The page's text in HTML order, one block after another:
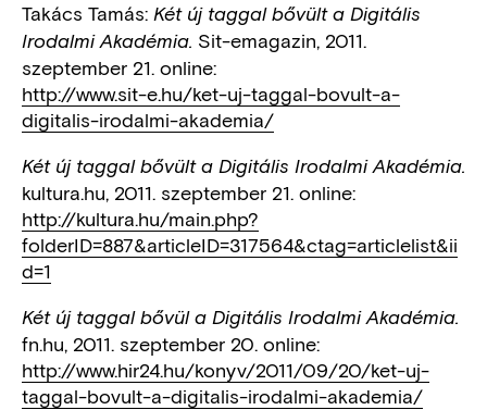
Takács Tamás: Két új taggal bővült a Digitális
Irodalmi Akadémia. Sit-emagazin, 2011.
szeptember 21. online:
http://www.sit-e.hu/ket-uj-taggal-bovult-a-
digitalis-irodalmi-akademia/
Két új taggal bővült a Digitális Irodalmi Akadémia.
kultura.hu, 2011. szeptember 21. online:
http://kultura.hu/main.php?
folderID=887&articleID=317564&ctag=articlelist&ii
d=1
Két új taggal bővül a Digitális Irodalmi Akadémia.
fn.hu, 2011. szeptember 20. online:
http://www.hir24.hu/konyv/2011/09/20/ket-uj-
taggal-bovult-a-digitalis-irodalmi-akademia/